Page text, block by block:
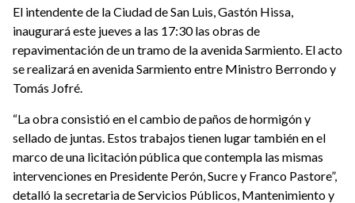
El intendente de la Ciudad de San Luis, Gastón Hissa,
inaugurará este jueves a las 17:30 las obras de
repavimentación de un tramo de la avenida Sarmiento. El acto
se realizará en avenida Sarmiento entre Ministro Berrondo y
Tomás Jofré.
“La obra consistió en el cambio de paños de hormigón y
sellado de juntas. Estos trabajos tienen lugar también en el
marco de una licitación pública que contempla las mismas
intervenciones en Presidente Perón, Sucre y Franco Pastore”,
detalló la secretaria de Servicios Públicos, Mantenimiento y